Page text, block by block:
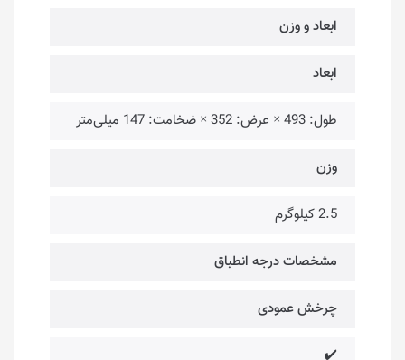
ابعاد و وزن
ابعاد
طول: 493 × عرض: 352 × ضخامت: 147 میلی‌متر
وزن
2.5 کیلوگرم
مشخصات درجه انطباق
چرخش عمودی